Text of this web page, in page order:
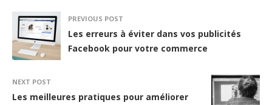
PREVIOUS POST
Les erreurs à éviter dans vos publicités
Facebook pour votre commerce
NEXT POST
Les meilleures pratiques pour améliorer